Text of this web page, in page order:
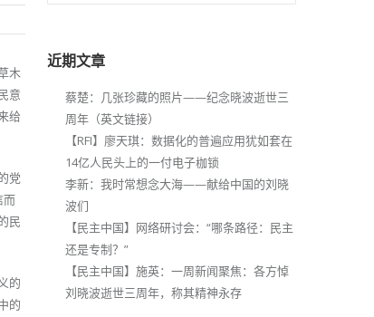
木
意
给
党
而
民
的
的
近期文章
蔡楚：几张珍藏的照片——纪念晓波逝世三
周年（英文链接）
【RFI】廖天琪：数据化的普遍应用犹如套在
14亿人民头上的一付电子枷锁
李新：我时常想念大海——献给中国的刘晓
波们
【民主中国】网络研讨会：“哪条路径：民主
还是专制？”
【民主中国】施英：一周新闻聚焦：各方悼
刘晓波逝世三周年，称其精神永存